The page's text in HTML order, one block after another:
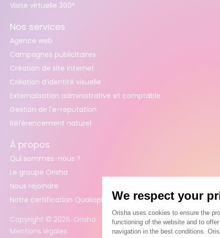
Visite virtuelle 360°
Nos services
Agence web
Campagnes publicitaires
Création de site internet
Création d’identité visuelle
Externalisation administrative et comptable
Gestion de l'e-reputation
Référencement naturel
À propos
Qui sommes-nous ?
Le groupe Orisha
Nous rejoindre
Notre certification Qualiopi
Copyright © 2026. Orisha
Mentions légales